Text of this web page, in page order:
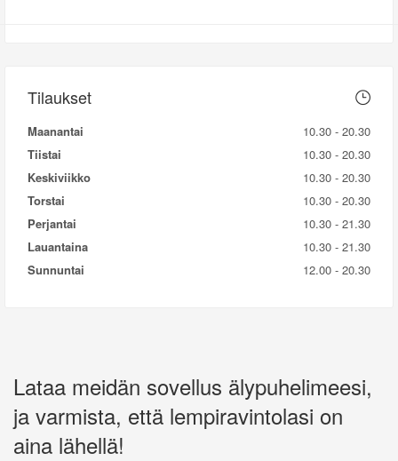
Tilaukset
Maanantai
10.30 - 20.30
Tiistai
10.30 - 20.30
Keskiviikko
10.30 - 20.30
Torstai
10.30 - 20.30
Perjantai
10.30 - 21.30
Lauantaina
10.30 - 21.30
Sunnuntai
12.00 - 20.30
Lataa meidän sovellus älypuhelimeesi,
ja varmista, että lempiravintolasi on
aina lähellä!